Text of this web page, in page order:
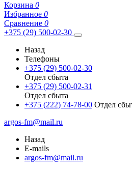
Корзина 0
Избранное 0
Сравнение 0
+375 (29) 500-02-30
Назад
Телефоны
+375 (29) 500-02-30
Отдел сбыта
+375 (29) 500-02-31
Отдел сбыта
+375 (222) 74-78-00 Отдел
argos-fm@mail.ru
Назад
E-mails
argos-fm@mail.ru